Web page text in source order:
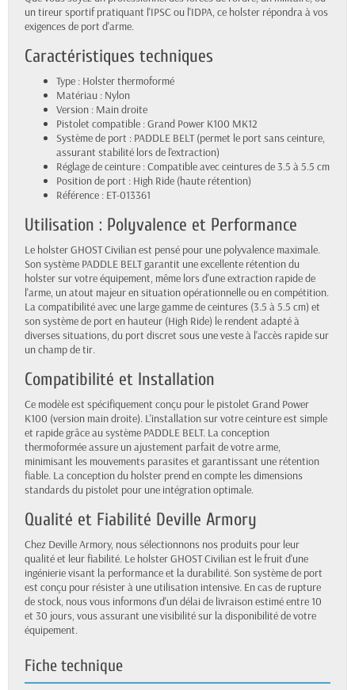
un tireur sportif pratiquant l'IPSC ou l'IDPA, ce holster répondra à vos
exigences de port d'arme.
Caractéristiques techniques
Type : Holster thermoformé
Matériau : Nylon
Version : Main droite
Pistolet compatible : Grand Power K100 MK12
Système de port : PADDLE BELT (permet le port sans ceinture,
assurant stabilité lors de l'extraction)
Réglage de ceinture : Compatible avec ceintures de 3.5 à 5.5 cm
Position de port : High Ride (haute rétention)
Référence : ET-013361
Utilisation : Polyvalence et Performance
Le holster GHOST Civilian est pensé pour une polyvalence maximale.
Son système PADDLE BELT garantit une excellente rétention du
holster sur votre équipement, même lors d'une extraction rapide de
l'arme, un atout majeur en situation opérationnelle ou en compétition.
La compatibilité avec une large gamme de ceintures (3.5 à 5.5 cm) et
son système de port en hauteur (High Ride) le rendent adapté à
diverses situations, du port discret sous une veste à l'accès rapide sur
un champ de tir.
Compatibilité et Installation
Ce modèle est spécifiquement conçu pour le pistolet Grand Power
K100 (version main droite). L'installation sur votre ceinture est simple
et rapide grâce au système PADDLE BELT. La conception
thermoformée assure un ajustement parfait de votre arme,
minimisant les mouvements parasites et garantissant une rétention
fiable. La conception du holster prend en compte les dimensions
standards du pistolet pour une intégration optimale.
Qualité et Fiabilité Deville Armory
Chez Deville Armory, nous sélectionnons nos produits pour leur
qualité et leur fiabilité. Le holster GHOST Civilian est le fruit d'une
ingénierie visant la performance et la durabilité. Son système de port
est conçu pour résister à une utilisation intensive. En cas de rupture
de stock, nous vous informons d'un délai de livraison estimé entre 10
et 30 jours, vous assurant une visibilité sur la disponibilité de votre
équipement.
Fiche technique